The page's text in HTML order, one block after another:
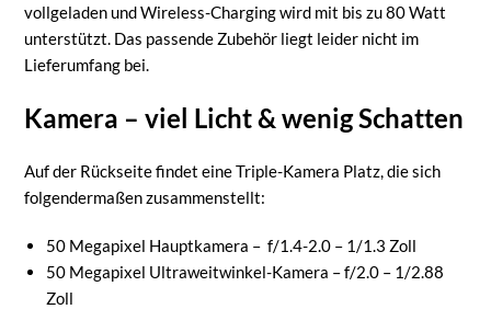
vollgeladen und Wireless-Charging wird mit bis zu 80 Watt
unterstützt. Das passende Zubehör liegt leider nicht im
Lieferumfang bei.
Kamera – viel Licht & wenig Schatten
Auf der Rückseite findet eine Triple-Kamera Platz, die sich
folgendermaßen zusammenstellt:
50 Megapixel Hauptkamera – f/1.4-2.0 – 1/1.3 Zoll
50 Megapixel Ultraweitwinkel-Kamera – f/2.0 – 1/2.88
Zoll